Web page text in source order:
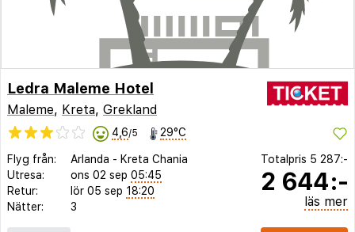
Ledra Maleme Hotel
Maleme, Kreta, Grekland
4,6/5 29°C
Flyg från: Arlanda - Kreta Chania
Utresa:
ons 02 sep 05:45
Retur:
lör 05 sep 18:20
Nätter:
3
Totalpris 5 287:-
2 644:-
läs mer